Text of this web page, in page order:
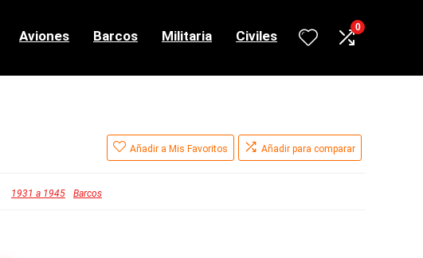
Aviones Barcos Militaria Civiles
0
Añadir a Mis Favoritos Añadir para comparar
1931 a 1945 Barcos